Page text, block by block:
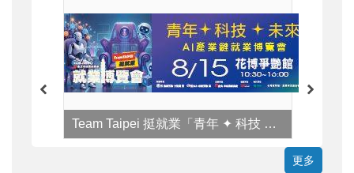
Team Taipei 挺就業「青年 ✦ 科技 ✦ 未來」AI產業鏈就業博覽會
更多